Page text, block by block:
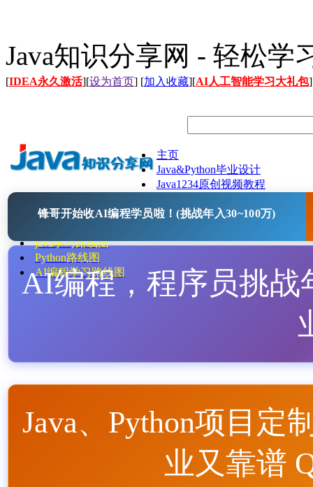
Java知识分享网 - 轻松学
[IDEA永久激活][设为首页] [加入收藏][AI人工智能学习大礼包]
主页
Java&Python毕业设计
Java1234原创视频教程
Java开源项目
java学习路线图
Python路线图
AI编程学习路线图
锋哥开始收AI编程学员啦！(挑战年入30~100万)
AI编程，程序员挑战
Java、Python项目定
业又靠谱